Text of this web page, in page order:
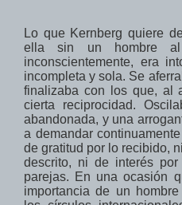
Lo que Kernberg quiere
ella sin un hombre al
inconscientemente, era
incompleta y sola. Se
finalizaba con los que, al
cierta reciprocidad.
abandonada, y una
a demandar
de gratitud por lo recibido,
descrito, ni de interés
parejas. En una ocasión
importancia de un hombre